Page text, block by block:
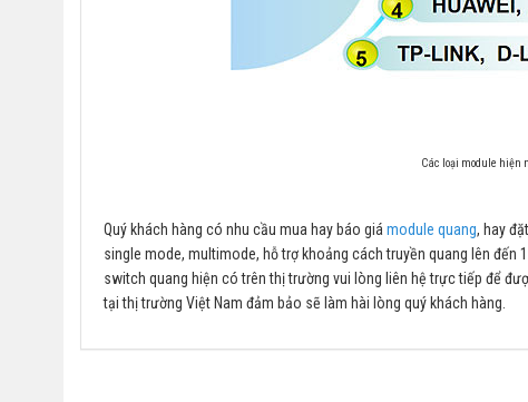
Các loại module hiện
Quý khách hàng có nhu cầu mua hay báo giá module quang, hay
single mode, multimode, hỗ trợ khoảng cách truyền quang lên
switch quang hiện có trên thị trường vui lòng liên hệ trực tiếp để
tại thị trường Việt Nam đảm bảo sẽ làm hài lòng quý khách hàng.